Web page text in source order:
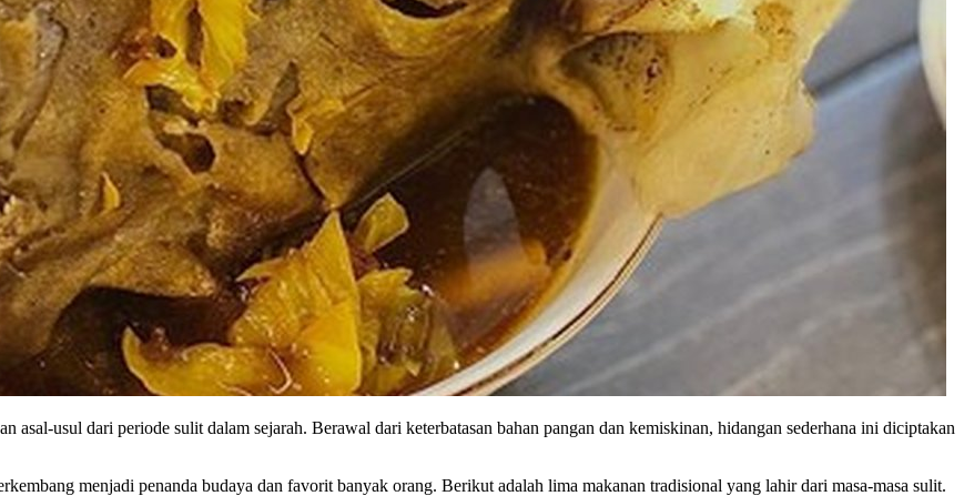
usul dari periode sulit dalam sejarah. Berawal dari keterbatasan bahan pangan dan kemiskinan, hidangan sederhana ini diciptakan
menjadi penanda budaya dan favorit banyak orang. Berikut adalah lima makanan tradisional yang lahir dari masa-masa sulit.